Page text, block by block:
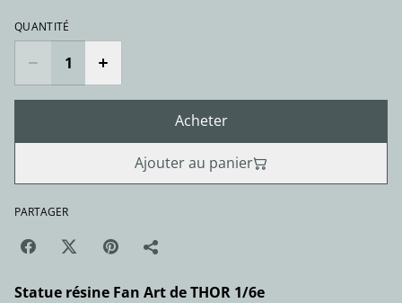
QUANTITÉ
Acheter
Ajouter au panier
PARTAGER
Statue résine Fan Art de THOR 1/6e